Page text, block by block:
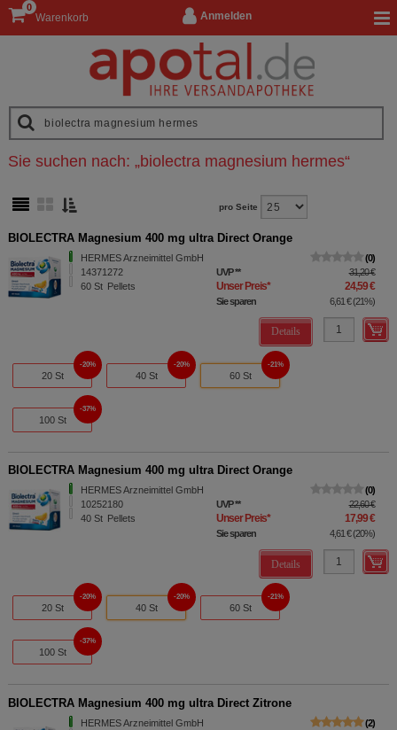
Anmelden
Warenkorb
0
Sie suchen nach: „biolectra magnesium hermes“
pro Seite
BIOLECTRA Magnesium 400 mg ultra Direct Orange
HERMES Arzneimittel GmbH
14371272
60 St Pellets
0
UVP** 31,20 €
Unser Preis* 24,59 €
Sie sparen 6,61 €(21%)
Details
20 St
20%
40 St
20%
60 St
21%
100 St
37%
BIOLECTRA Magnesium 400 mg ultra Direct Orange
HERMES Arzneimittel GmbH
10252180
40 St Pellets
0
UVP** 22,60 €
Unser Preis* 17,99 €
Sie sparen 4,61 €(20%)
Details
20 St
20%
40 St
20%
60 St
21%
100 St
37%
BIOLECTRA Magnesium 400 mg ultra Direct Zitrone
HERMES Arzneimittel GmbH
2